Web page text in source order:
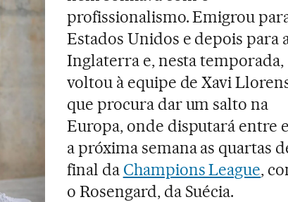
profissionalismo. Emigrou
Estados Unidos e depois para
Inglaterra e, nesta temporada,
voltou à equipe de Xavi
que procura dar um salto na
Europa, onde disputará entre
a próxima semana as quartas
final da Champions League,
o Rosengard, da Suécia.